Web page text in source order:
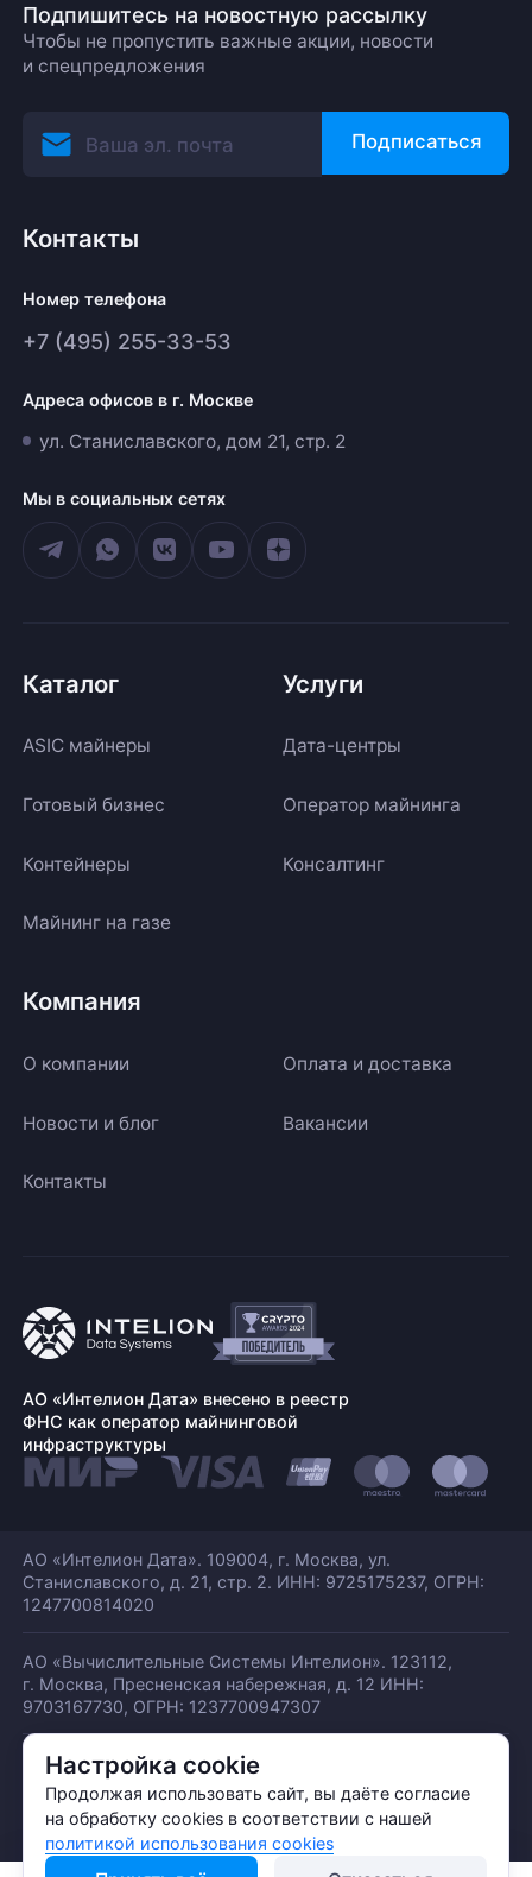
Настройка cookie
Продолжая использовать сайт, вы даёте согласие
на обработку cookies в соответствии с нашей
политикой использования cookies
Подпишитесь на новостную рассылку
Чтобы не пропустить важные акции, новости
и спецпредложения
Подписаться
Контакты
Номер телефона
+7 (495) 255-33-53
Адреса офисов в г. Москве
ул. Станиславского, дом 21, стр. 2
Мы в социальных сетях
Каталог
ASIC майнеры
Готовый бизнес
Контейнеры
Майнинг на газе
Услуги
Дата-центры
Оператор майнинга
Консалтинг
Компания
О компании Оплата и доставка
Новости и блог Вакансии
Контакты
АО «Интелион Дата» внесено в реестр
ФНС как оператор майнинговой
инфраструктуры
АО «Интелион Дата». 109004, г. Москва, ул.
Станиславского, д. 21, стр. 2. ИНН: 9725175237, ОГРН:
1247700814020
АО «Вычислительные Системы Интелион». 123112,
г. Москва, Пресненская набережная, д. 12 ИНН:
9703167730, ОГРН: 1237700947307
© АО «ИНТЕЛИОН ДАТА» 2026
Политика обработки ПДн
Политика конфиденциальности
Политика использования куки